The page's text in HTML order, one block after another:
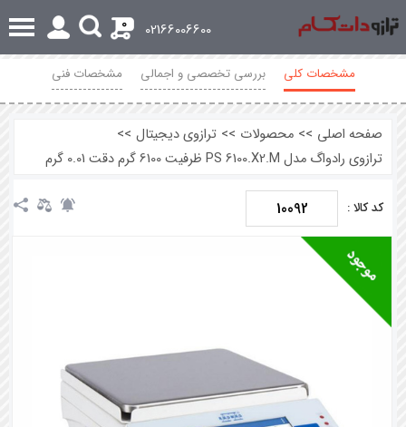
02166006600
0
مشخصات کلی بررسی تخصصی و اجمالی مشخصات فنی
صفحه اصلی >> محصولات >> ترازوی دیجیتال >>
ترازوی رادواگ مدل PS 6100.X2.M ظرفیت 6100 گرم دقت 0.01 گرم
کد کالا : 10092